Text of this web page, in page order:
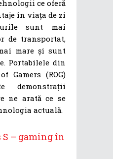
ce oferă
în viața de zi
sunt mai
de transportat,
mare și sunt
Portabilele din
Gamers (ROG)
demonstrații
ne arată ce se
actuală.
S – gaming în